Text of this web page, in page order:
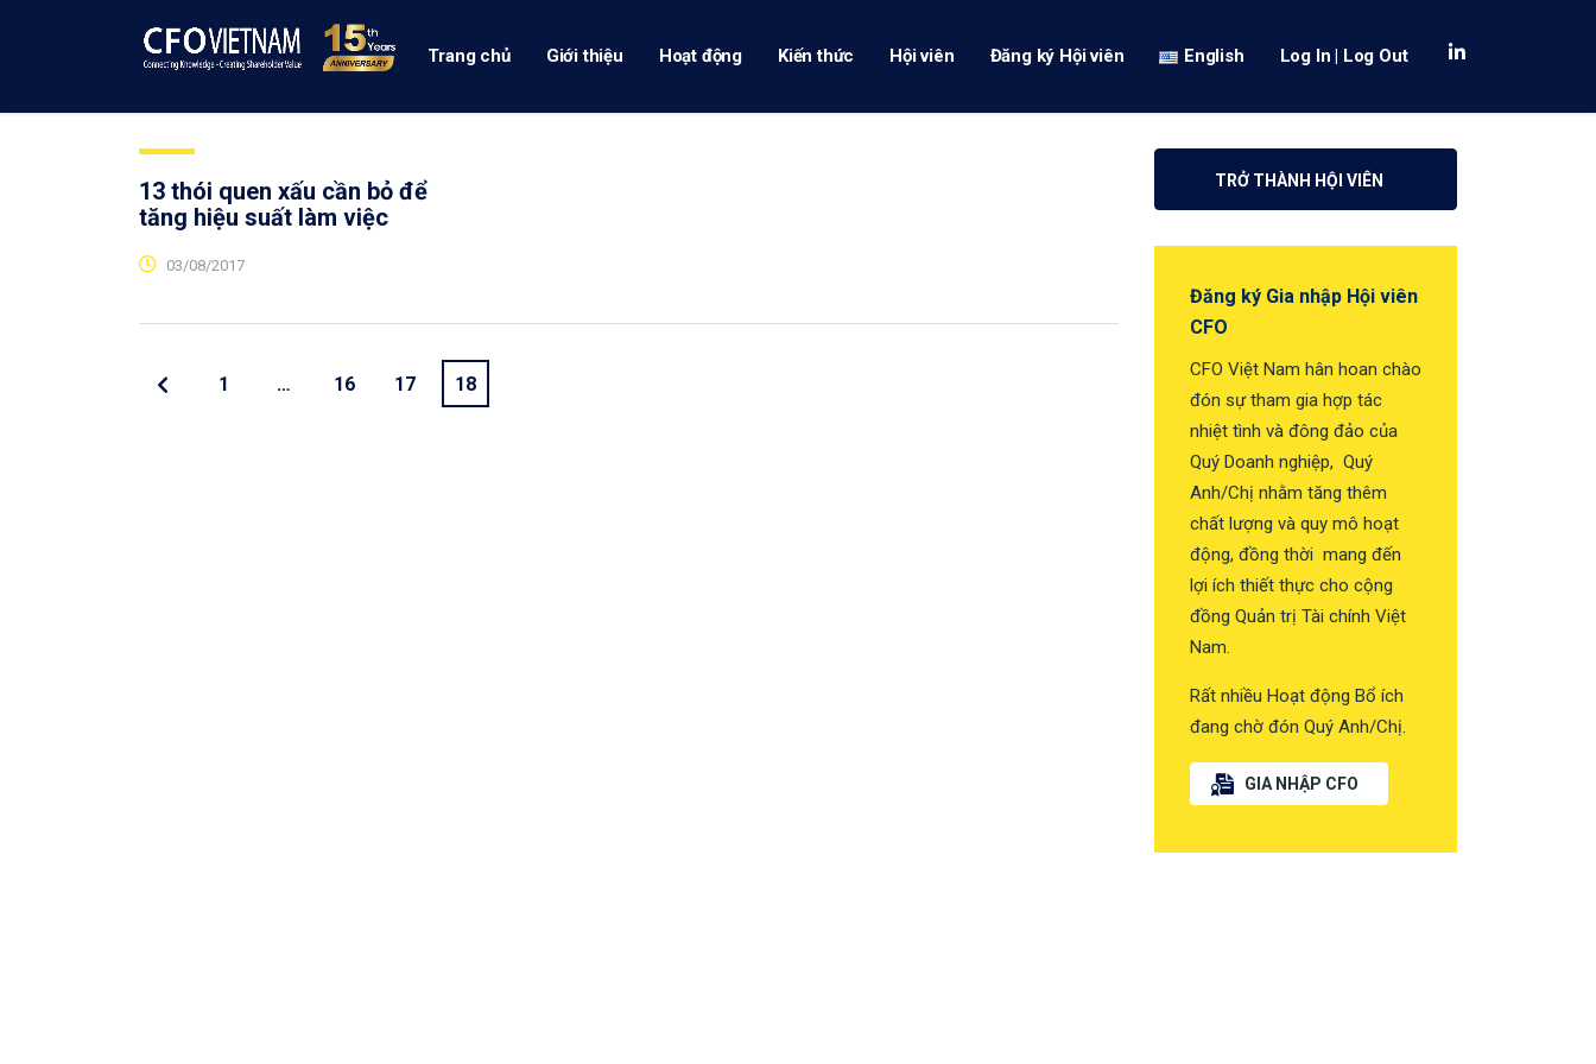
Trang chủ Giới thiệu Hoạt động Kiến thức Hội viên Đăng ký Hội viên English Log In | Log Out
13 thói quen xấu cần bỏ để
tăng hiệu suất làm việc
03/08/2017
1 … 16 17 18
TRỞ THÀNH HỘI VIÊN
Đăng ký Gia nhập Hội viên
CFO
CFO Việt Nam hân hoan chào
đón sự tham gia hợp tác
nhiệt tình và đông đảo của
Quý Doanh nghiệp, Quý
Anh/Chị nhằm tăng thêm
chất lượng và quy mô hoạt
động, đồng thời mang đến
lợi ích thiết thực cho cộng
đồng Quản trị Tài chính Việt
Nam.
Rất nhiều Hoạt động Bổ ích
đang chờ đón Quý Anh/Chị.
GIA NHẬP CFO